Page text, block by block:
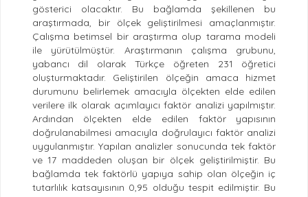
gösterici olacaktır. Bu bağlamda şekillenen bu
araştırmada, bir ölçek geliştirilmesi amaçlanmıştır.
Çalışma betimsel bir araştırma olup tarama modeli
ile yürütülmüştür. Araştırmanın çalışma grubunu,
yabancı dil olarak Türkçe öğreten 231 öğretici
oluşturmaktadır. Geliştirilen ölçeğin amaca hizmet
durumunu belirlemek amacıyla ölçekten elde edilen
verilere ilk olarak açımlayıcı faktör analizi yapılmıştır.
Ardından ölçekten elde edilen faktör yapısının
doğrulanabilmesi amacıyla doğrulayıcı faktör analizi
uygulanmıştır. Yapılan analizler sonucunda tek faktör
ve 17 maddeden oluşan bir ölçek geliştirilmiştir. Bu
bağlamda tek faktörlü yapıya sahip olan ölçeğin iç
tutarlılık katsayısının 0,95 olduğu tespit edilmiştir. Bu